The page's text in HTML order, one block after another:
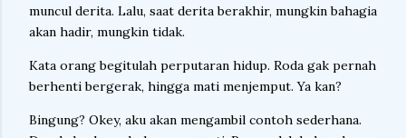
muncul derita. Lalu, saat derita berakhir, mungkin bahagia
akan hadir, mungkin tidak.
Kata orang begitulah perputaran hidup. Roda gak pernah
berhenti bergerak, hingga mati menjemput. Ya kan?
Bingung? Okey, aku akan mengambil contoh sederhana.